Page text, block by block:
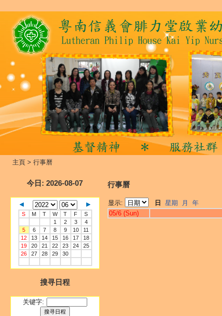
主頁 > 行事曆
今日 : 2026-08-07
S M T W T F
S
1
2 3
4
5
6 7 8 9 10
11
12
13 14 15 16 17
18
19
20 21 22 23 24
25
26
27 28 29 30
搜寻日程
关键字:
行事曆
显示: 日 星期 月
年
05/6 (Sun)